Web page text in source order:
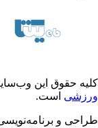
حقوق این
است.
و برنامه‌نویسی